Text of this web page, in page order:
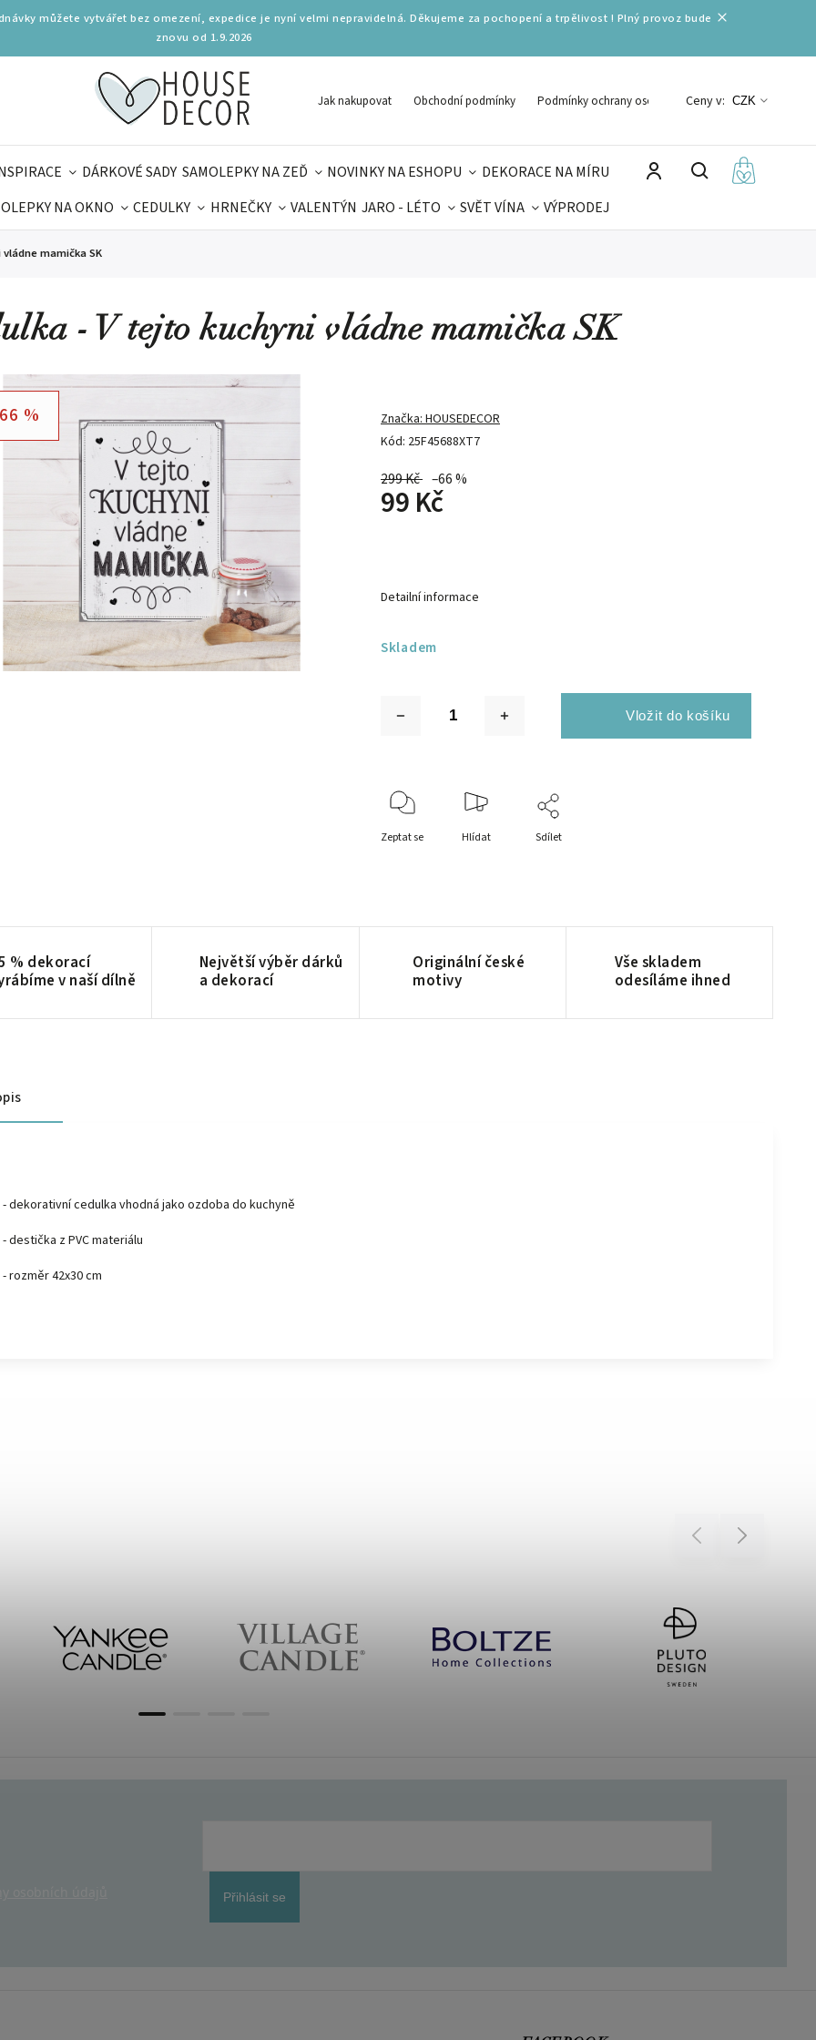
můžete vytvářet bez omezení, expedice je nyní velmi nepravidelná. Děkujeme za pochopení a trpělivost ! Plný provoz bude
znovu od 1.9.2026
Jak nakupovat Obchodní podmínky Podmínky ochrany osobních údajů
Ceny v: CZK
DÁRKOVÉ SADY SAMOLEPKY NA ZEĎ NOVINKY NA ESHOPU
DEKORACE NA MÍRU
NA OKNO CEDULKY HRNEČKY VALENTÝN JARO - LÉTO SVĚT VÍNA
VÝPRODEJ
mamička SK
- V tejto kuchyni vládne mamička SK
%
Kód: 25F45688XT7
Značka:HOUSEDECOR
299 Kč –66 %
99 Kč
Skladem
Detailní informace
Zeptat se Hlídat Sdílet
% dekorací
v naší dílně
Největší výběr dárků
a dekorací
Originální české
motivy
Vše skladem
odesíláme ihned
- dekorativní cedulka vhodná jako ozdoba do kuchyně
- destička z PVC materiálu
- rozměr 42x30 cm
Previous Next
Přihlásit se